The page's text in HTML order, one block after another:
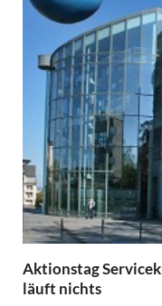
Aktionstag
läuft nichts